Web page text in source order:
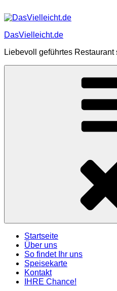
Inhalt
DasVielleicht.de
Liebevoll geführtes
Startseite
Über uns
So findet Ihr uns
Speisekarte
Kontakt
IHRE Chance!